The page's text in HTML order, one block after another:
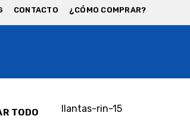
CONTACTO ¿CÓMO COMPRAR?
TODO llantas-rin-15